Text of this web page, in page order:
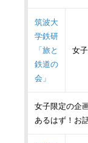
筑波大
学鉄研
「旅と
鉄道の
会」
女
女子限定の企
あるはず！お